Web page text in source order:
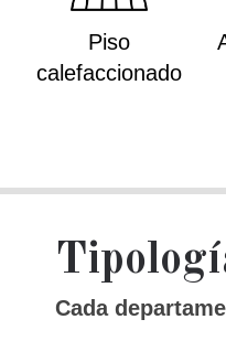
Piso
calefaccionado
Cada